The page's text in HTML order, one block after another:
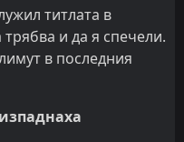
титлата в
и да я спечели.
в последния